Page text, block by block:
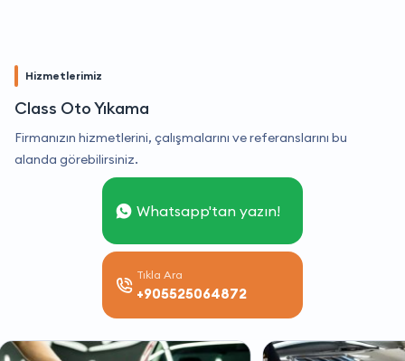
Hizmetlerimiz
Class Oto Yıkama
Firmanızın hizmetlerini, çalışmalarını ve referanslarını bu
alanda görebilirsiniz.
Whatsapp'tan yazın!
Tıkla Ara
+905525064872